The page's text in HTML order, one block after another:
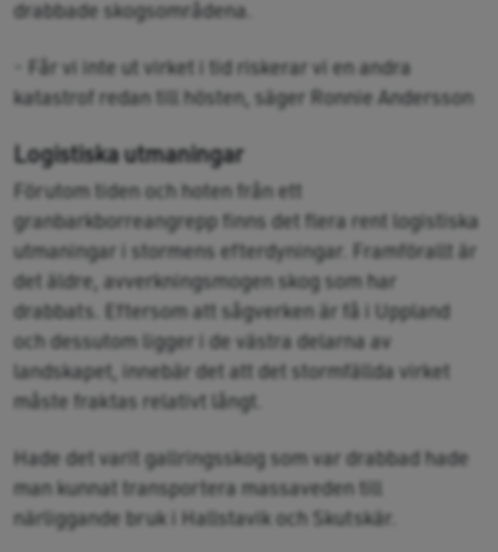
drabbade skogsområdena.
- Får vi inte ut virket i tid riskerar vi en andra
katastrof redan till hösten, säger Ronnie Andersson
Logistiska utmaningar
Förutom tiden och hoten från ett
granbarkborreangrepp finns det flera rent logistiska
utmaningar i stormens efterdyningar. Framförallt är
det äldre, avverkningsmogen skog som har
drabbats. Eftersom att sågverken är få i Uppland
och dessutom ligger i de västra delarna av
landskapet, innebär det att det stormfällda virket
måste fraktas relativt långt.
Hade det varit gallringsskog som var drabbad hade
man kunnat transportera massaveden till
närliggande bruk i Hallstavik och Skutskär.